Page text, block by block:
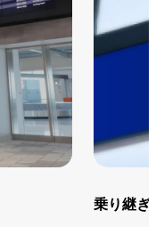
乗り継ぎ